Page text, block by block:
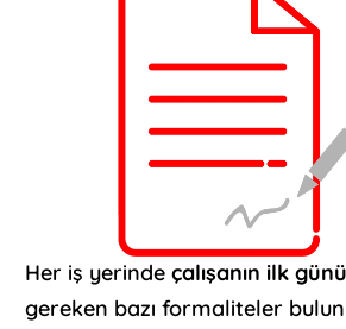
Her iş yerindeçalışanın ilk günü
gereken bazı formaliteler